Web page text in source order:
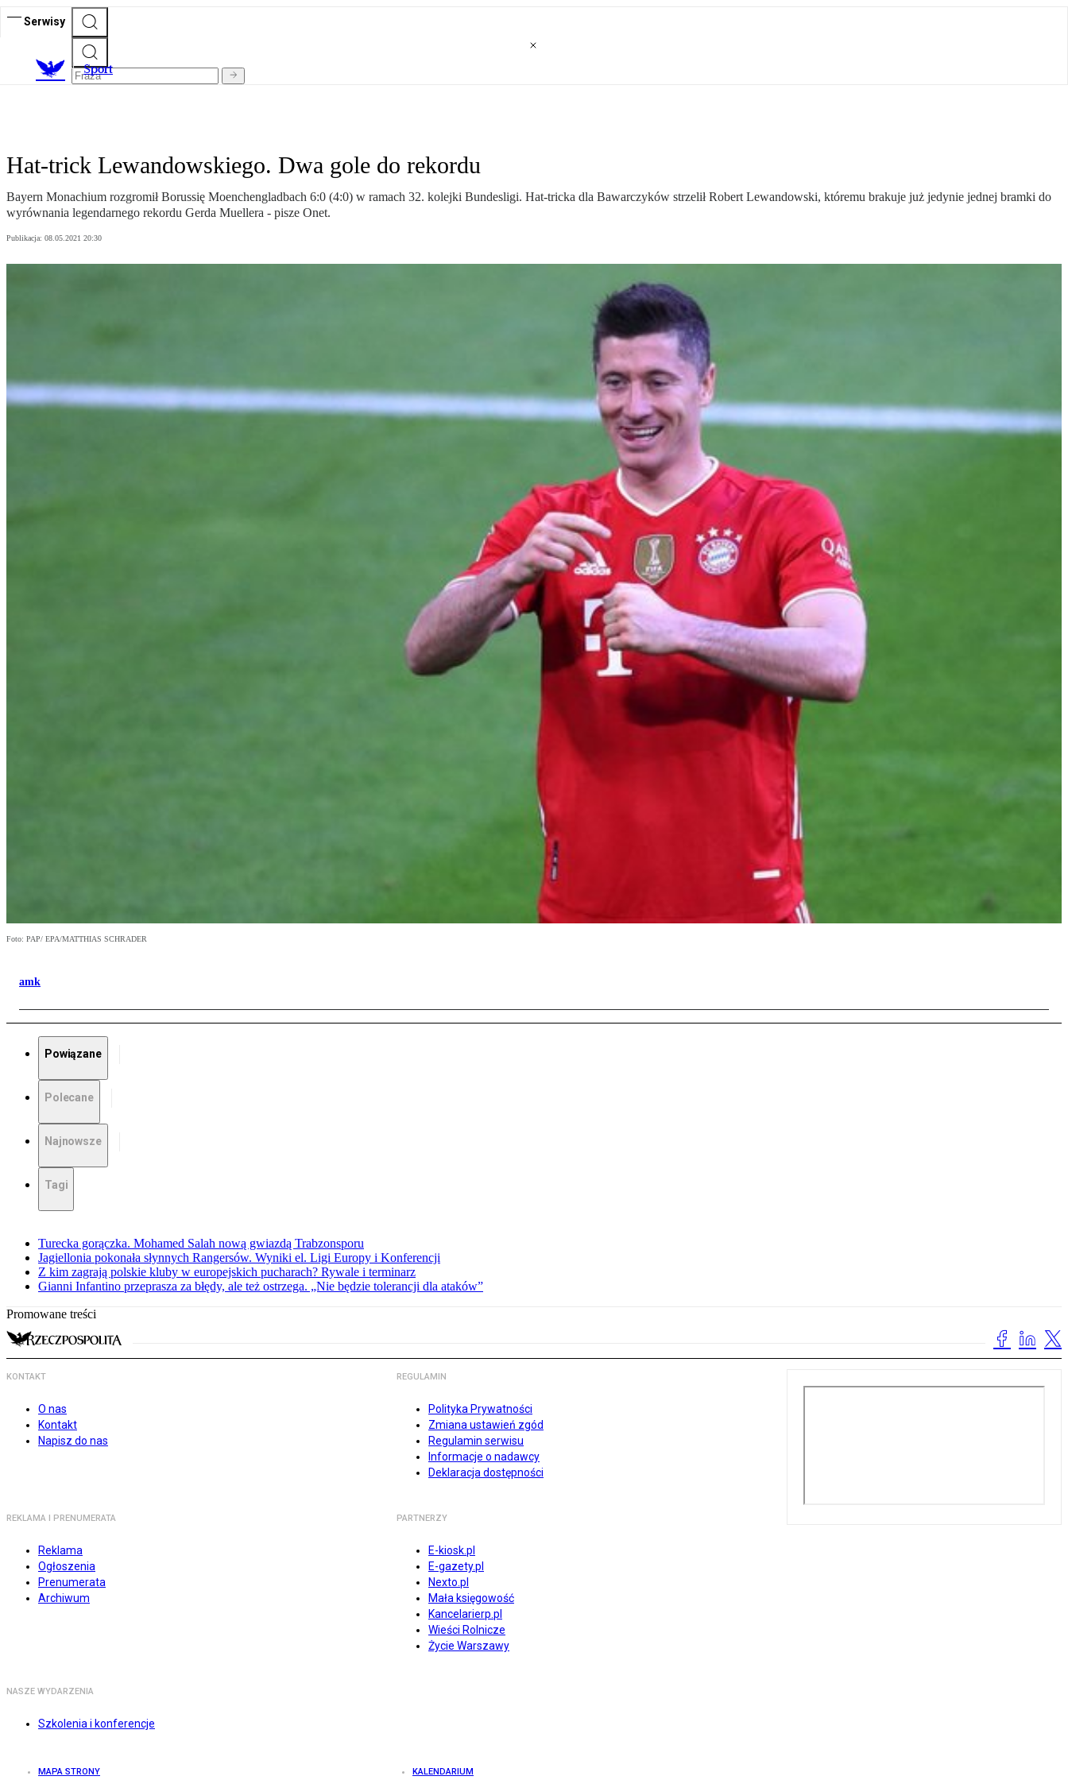
Serwisy
Sport
Hat-trick Lewandowskiego. Dwa gole do rekordu
Bayern Monachium rozgromił Borussię Moenchengladbach 6:0 (4:0) w ramach 32. kolejki Bundesligi. Hat-tricka dla Bawarczyków strzelił Robert Lewandowski, któremu brakuje już jedynie jednej bramki do
wyrównania legendarnego rekordu Gerda Muellera - pisze Onet.
Publikacja: 08.05.2021 20:30
Foto: PAP/ EPA/MATTHIAS SCHRADER
amk
Powiązane
Polecane
Najnowsze
Tagi
Turecka gorączka. Mohamed Salah nową gwiazdą Trabzonsporu
Jagiellonia pokonała słynnych Rangersów. Wyniki el. Ligi Europy i Konferencji
Z kim zagrają polskie kluby w europejskich pucharach? Rywale i terminarz
Gianni Infantino przeprasza za błędy, ale też ostrzega. „Nie będzie tolerancji dla ataków”
Promowane treści
KONTAKT
O nas
Kontakt
Napisz do nas
REGULAMIN
Polityka Prywatności
Zmiana ustawień zgód
Regulamin serwisu
Informacje o nadawcy
Deklaracja dostępności
REKLAMA I PRENUMERATA
Reklama
Ogłoszenia
Prenumerata
Archiwum
PARTNERZY
E-kiosk.pl
E-gazety.pl
Nexto.pl
Mała księgowość
Kancelarierp.pl
Wieści Rolnicze
Życie Warszawy
NASZE WYDARZENIA
Szkolenia i konferencje
MAPA STRONY KALENDARIUM